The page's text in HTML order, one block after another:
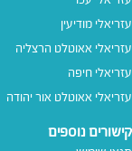
עזריאלי מודיעין
עזריאלי אאוטלט הרצליה
עזריאלי חיפה
עזריאלי אאוטלט אור יהודה
קישורים נוספים